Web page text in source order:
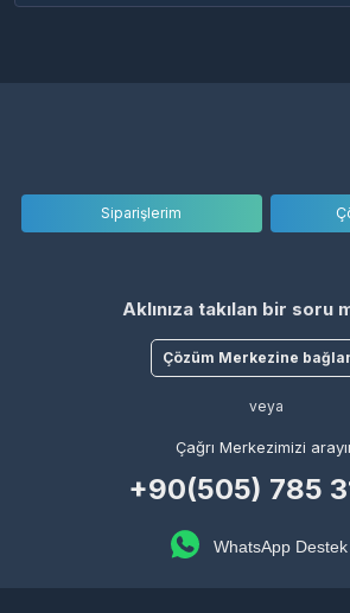
Siparişlerim
Aklınıza takılan bir soru
Çözüm Merkezine
veya
Çağrı Merkezimizi
+90(505) 785
WhatsApp Destek